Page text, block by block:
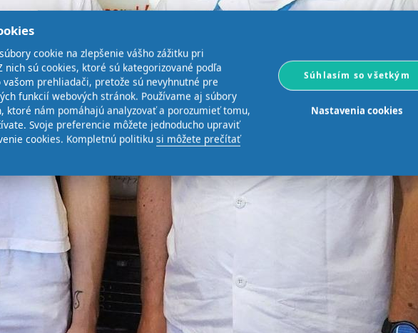
cookie na zlepšenie vášho zážitku pri
nich sú cookies, ktoré sú kategorizované podľa
vašom prehliadači, pretože sú nevyhnutné pre
funkcií webových stránok. Používame aj súbory
ktoré nám pomáhajú analyzovať a porozumieť tomu,
Svoje preferencie môžete jednoducho upraviť
cookies. Kompletnú politiku si môžete prečítať
Súhlasím so všetkým
Nastavenia cookies